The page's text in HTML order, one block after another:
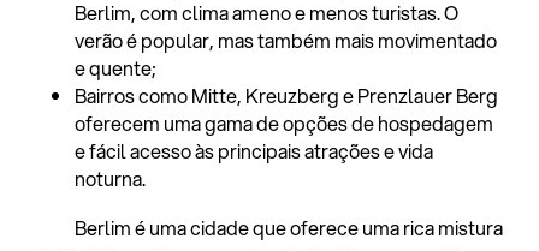
Berlim, com clima ameno e menos turistas. O
verão é popular, mas também mais movimentado
e quente;
Bairros como Mitte, Kreuzberg e Prenzlauer Berg
oferecem uma gama de opções de hospedagem
e fácil acesso às principais atrações e vida
noturna.
Berlim é uma cidade que oferece uma rica mistura